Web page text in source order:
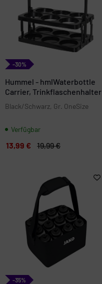
-30%
Hummel - hmlWaterbottle
Carrier, Trinkflaschenhalter
Black/Schwarz, Gr. OneSize
Verfügbar
13,99 € 19,99 €
-35%